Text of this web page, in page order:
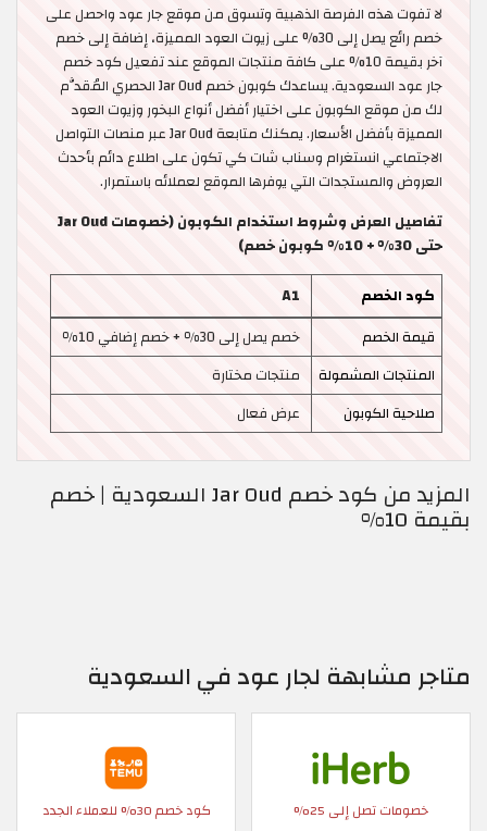
لا تفوت هذه الفرصة الذهبية وتسوق من موقع جار عود واحصل على
خصم رائع يصل إلى 30% على زيوت العود المميزة، إضافة إلى خصم
آخر بقيمة 10% على كافة منتجات الموقع عند تفعيل كود خصم
جار عود السعودية. يساعدك كوبون خصم Jar Oud الحصري المُقدَّم
لك من موقع الكوبون على اختيار أفضل أنواع البخور وزيوت العود
المميزة بأفضل الأسعار. يمكنك متابعة Jar Oud عبر منصات التواصل
الاجتماعي انستغرام وسناب شات كي تكون على اطلاع دائم بأحدث
العروض والمستجدات التي يوفرها الموقع لعملائه باستمرار.
تفاصيل العرض وشروط استخدام الكوبون (خصومات Jar Oud
حتى 30% + 10% كوبون خصم)
كود الخصم
A1
قيمة الخصم
خصم يصل إلى 30٪ + خصم إضافي 10٪
المنتجات المشمولة
منتجات مختارة
صلاحية الكوبون
عرض فعال
المزيد من كود خصم Jar Oud السعودية | خصم
بقيمة 10%
متاجر مشابهة لجار عود في السعودية
خصومات تصل إلى 25% كود خصم 30% للعملاء الجدد